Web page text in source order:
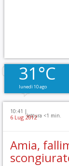
31°C
lunedì 10 ago
10:41 |
lettura <1 min.
6 Lug 2012
Amia,